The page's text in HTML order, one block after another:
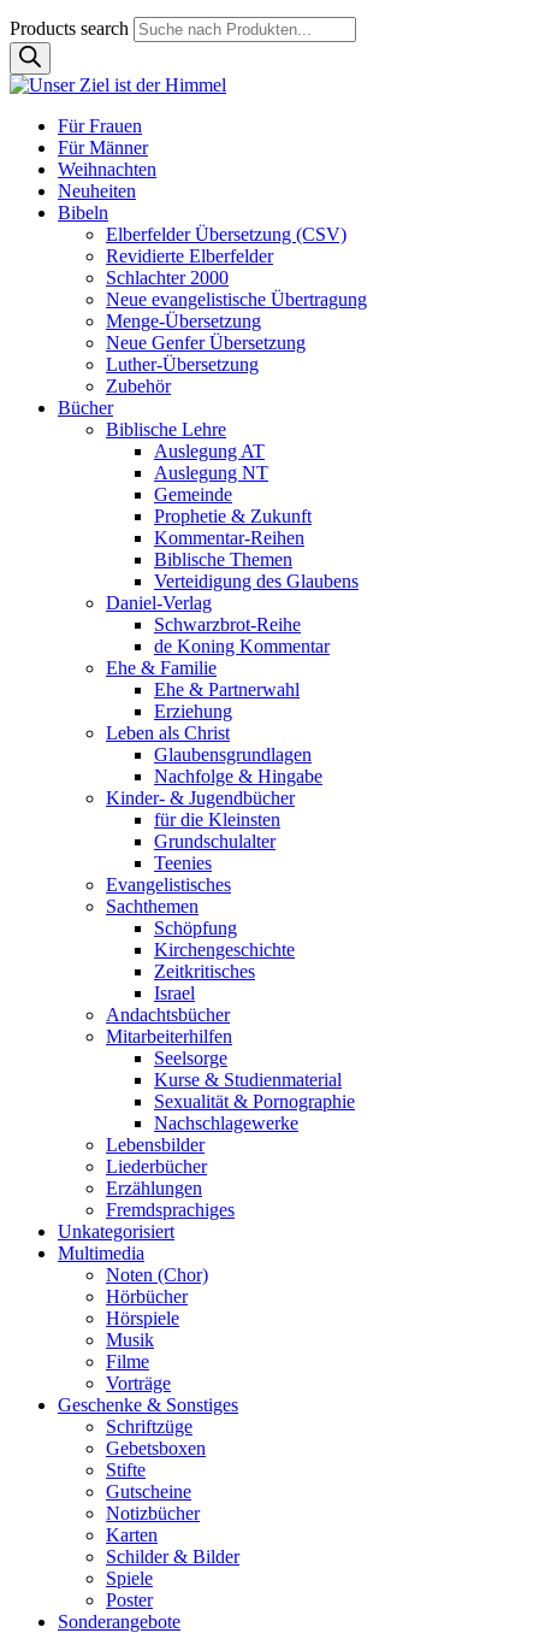
Products search
Für Frauen
Für Männer
Weihnachten
Neuheiten
Bibeln
Elberfelder Übersetzung (CSV)
Revidierte Elberfelder
Schlachter 2000
Neue evangelistische Übertragung
Menge-Übersetzung
Neue Genfer Übersetzung
Luther-Übersetzung
Zubehör
Bücher
Biblische Lehre
Auslegung AT
Auslegung NT
Gemeinde
Prophetie & Zukunft
Kommentar-Reihen
Biblische Themen
Verteidigung des Glaubens
Daniel-Verlag
Schwarzbrot-Reihe
de Koning Kommentar
Ehe & Familie
Ehe & Partnerwahl
Erziehung
Leben als Christ
Glaubensgrundlagen
Nachfolge & Hingabe
Kinder- & Jugendbücher
für die Kleinsten
Grundschulalter
Teenies
Evangelistisches
Sachthemen
Schöpfung
Kirchengeschichte
Zeitkritisches
Israel
Andachtsbücher
Mitarbeiterhilfen
Seelsorge
Kurse & Studienmaterial
Sexualität & Pornographie
Nachschlagewerke
Lebensbilder
Liederbücher
Erzählungen
Fremdsprachiges
Unkategorisiert
Multimedia
Noten (Chor)
Hörbücher
Hörspiele
Musik
Filme
Vorträge
Geschenke & Sonstiges
Schriftzüge
Gebetsboxen
Stifte
Gutscheine
Notizbücher
Karten
Schilder & Bilder
Spiele
Poster
Sonderangebote